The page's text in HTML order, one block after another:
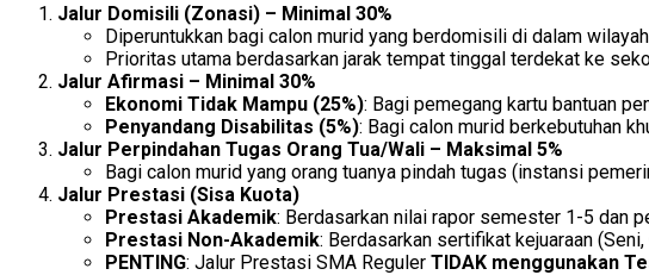
Jalur Domisili (Zonasi) – Minimal 30%
Diperuntukkan bagi calon murid yang berdomisili di dalam
Prioritas utama berdasarkan jarak tempat tinggal terdekat ke
Jalur Afirmasi – Minimal 30%
Ekonomi Tidak Mampu (25%): Bagi pemegang kartu bantuan
Penyandang Disabilitas (5%): Bagi calon murid berkebutuhan
Jalur Perpindahan Tugas Orang Tua/Wali – Maksimal 5%
Bagi calon murid yang orang tuanya pindah tugas (instansi
Jalur Prestasi (Sisa Kuota)
Prestasi Akademik: Berdasarkan nilai rapor semester 1-5 dan
Prestasi Non-Akademik: Berdasarkan sertifikat kejuaraan (Seni,
PENTING: Jalur Prestasi SMA Reguler TIDAK menggunakan